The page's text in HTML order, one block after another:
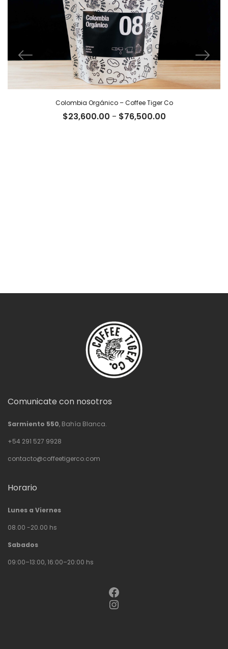
Colombia Orgánico – Coffee Tiger Co
$23,600.00 - $76,500.00Rango
Comunicate con nosotros
Sarmiento 550, Bahía Blanca.
+54 291 527 9928
contacto@coffeetigerco.com
Horario
Lunes a Viernes
08.00 -20.00 hs
Sabados
09:00–13:00, 16:00–20:00 hs
Facebook
Instagram